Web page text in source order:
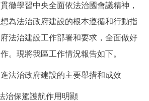
機構職能 政策服務
政策解讀 回應關切
學習中央全面依法治國會議精神，
為法治政府建設的根本遵循和行動指
法治建設工作部署和要求，全面做好
。現將我區工作情況報告如下。
治政府建設的主要舉措和成效
保駕護航作用明顯